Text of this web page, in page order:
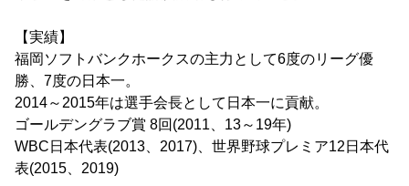
【実績】
福岡ソフトバンクホークスの主力として6度のリーグ優
勝、7度の日本一。
2014～2015年は選手会長として日本一に貢献。
ゴールデングラブ賞 8回(2011、13～19年)
WBC日本代表(2013、2017)、世界野球プレミア12日本代
表(2015、2019)